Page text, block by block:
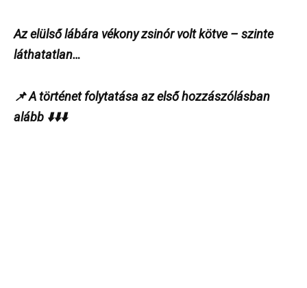
Az elülső lábára vékony zsinór volt kötve – szinte
láthatatlan…
📌 A történet folytatása az első hozzászólásban
alább ⬇️⬇️⬇️